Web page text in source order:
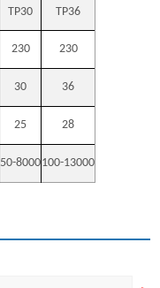
TP30 TP36
230 230
30 36
25 28
50-8000100-13000